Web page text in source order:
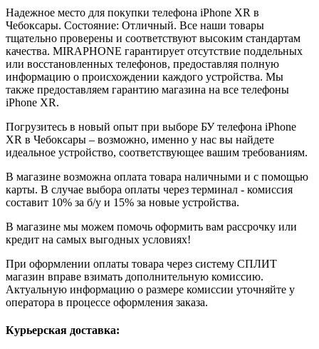
Надежное место для покупки телефона iPhone XR в
Чебоксары. Состояние: Отличный. Все наши товары
тщательно проверены и соответствуют высоким стандартам
качества. MIRAPHONE гарантирует отсутствие поддельных
или восстановленных телефонов, предоставляя полную
информацию о происхождении каждого устройства. Мы
также предоставляем гарантию магазина на все телефоны
iPhone XR.
Погрузитесь в новый опыт при выборе БУ телефона iPhone
XR в Чебоксары – возможно, именно у нас вы найдете
идеальное устройство, соответствующее вашим требованиям.
В магазине возможна оплата товара наличными и с помощью
карты. В случае выбора оплаты через терминал - комиссия
составит 10% за б/у и 15% за новые устройства.
В магазине мы можем помочь оформить вам рассрочку или
кредит на самых выгодных условиях!
При оформлении оплаты товара через систему СПЛИТ
магазин вправе взимать дополнительную комиссию.
Актуальную информацию о размере комиссии уточняйте у
оператора в процессе оформления заказа.
Курьерская доставка: